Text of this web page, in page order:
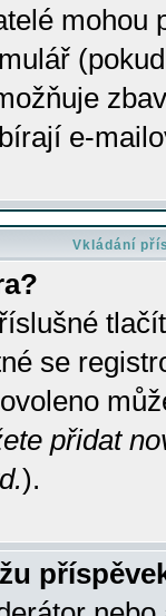
mohou
e-
Vkládání
se
přidat
).